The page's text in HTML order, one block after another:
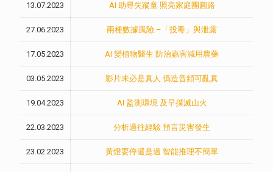
13.07.2023 AI 助尋失蹤童 照亮家庭團圓路
27.06.2023 兩種數據風險 –「投毒」與泄露
17.05.2023 AI 變植物醫生 防治蟲害減用農藥
03.05.2023 影片未必是真人 僞造音頻可亂真
19.04.2023 AI 監測環境 及早撲滅山火
22.03.2023 分析過往經驗 預言災害發生
23.02.2023 黃燈要停還是過 智能推理不簡單